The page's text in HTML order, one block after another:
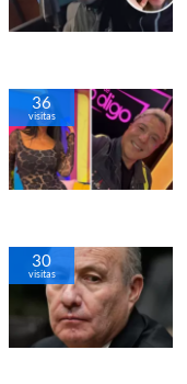
36
visitas
30
visitas